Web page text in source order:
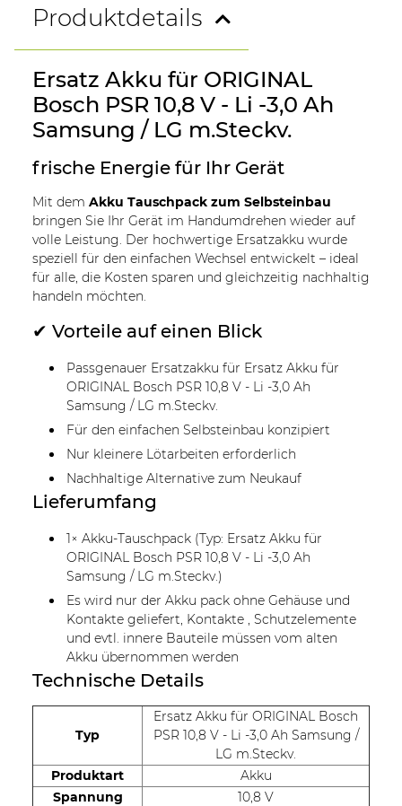
Produktdetails
Ersatz Akku für ORIGINAL
Bosch PSR 10,8 V - Li -3,0 Ah
Samsung / LG m.Steckv.
frische Energie für Ihr Gerät
Mit dem Akku Tauschpack zum Selbsteinbau
bringen Sie Ihr Gerät im Handumdrehen wieder auf
volle Leistung. Der hochwertige Ersatzakku wurde
speziell für den einfachen Wechsel entwickelt – ideal
für alle, die Kosten sparen und gleichzeitig nachhaltig
handeln möchten.
✔ Vorteile auf einen Blick
Passgenauer Ersatzakku für Ersatz Akku für
ORIGINAL Bosch PSR 10,8 V - Li -3,0 Ah
Samsung / LG m.Steckv.
Für den einfachen Selbsteinbau konzipiert
Nur kleinere Lötarbeiten erforderlich
Nachhaltige Alternative zum Neukauf
Lieferumfang
1× Akku-Tauschpack (Typ: Ersatz Akku für
ORIGINAL Bosch PSR 10,8 V - Li -3,0 Ah
Samsung / LG m.Steckv.)
Es wird nur der Akku pack ohne Gehäuse und
Kontakte geliefert, Kontakte , Schutzelemente
und evtl. innere Bauteile müssen vom alten
Akku übernommen werden
Technische Details
Typ
Ersatz Akku für ORIGINAL Bosch
PSR 10,8 V - Li -3,0 Ah Samsung /
LG m.Steckv.
Produktart
Akku
Spannung
10,8 V